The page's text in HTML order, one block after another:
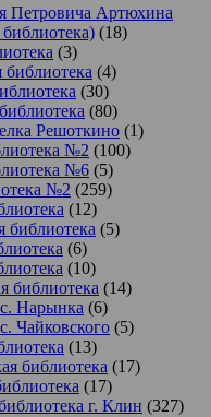
Петровича Артюхина
(18)
(3)
библиотека (4)
(30)
(80)
Решоткино (1)
№2 (100)
№6 (5)
№2 (259)
(12)
библиотека (5)
(6)
(10)
библиотека (14)
Нарынка (6)
Чайковского (5)
(13)
библиотека (17)
(17)
г. Клин (327)